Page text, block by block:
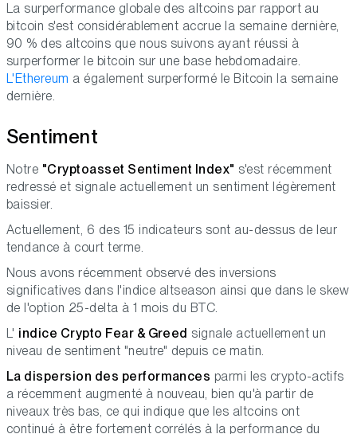
La surperformance globale des altcoins par rapport au
bitcoin s'est considérablement accrue la semaine dernière,
90 % des altcoins que nous suivons ayant réussi à
surperformer le bitcoin sur une base hebdomadaire.
L'Ethereum a également surperformé le Bitcoin la semaine
dernière.
Sentiment
Notre "Cryptoasset Sentiment Index" s'est récemment
redressé et signale actuellement un sentiment légèrement
baissier.
Actuellement, 6 des 15 indicateurs sont au-dessus de leur
tendance à court terme.
Nous avons récemment observé des inversions
significatives dans l'indice altseason ainsi que dans le skew
de l'option 25-delta à 1 mois du BTC.
L' indice Crypto Fear & Greed signale actuellement un
niveau de sentiment "neutre" depuis ce matin.
La dispersion des performances parmi les crypto-actifs
a récemment augmenté à nouveau, bien qu'à partir de
niveaux très bas, ce qui indique que les altcoins ont
continué à être fortement corrélés à la performance du